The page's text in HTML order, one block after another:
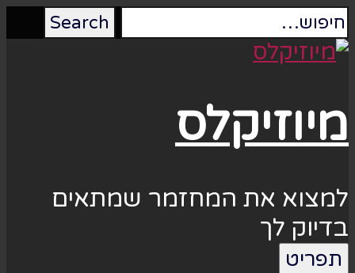
מיוזיקלס
למצוא את המחזמר שמתאים
בדיוק לך
תפריט